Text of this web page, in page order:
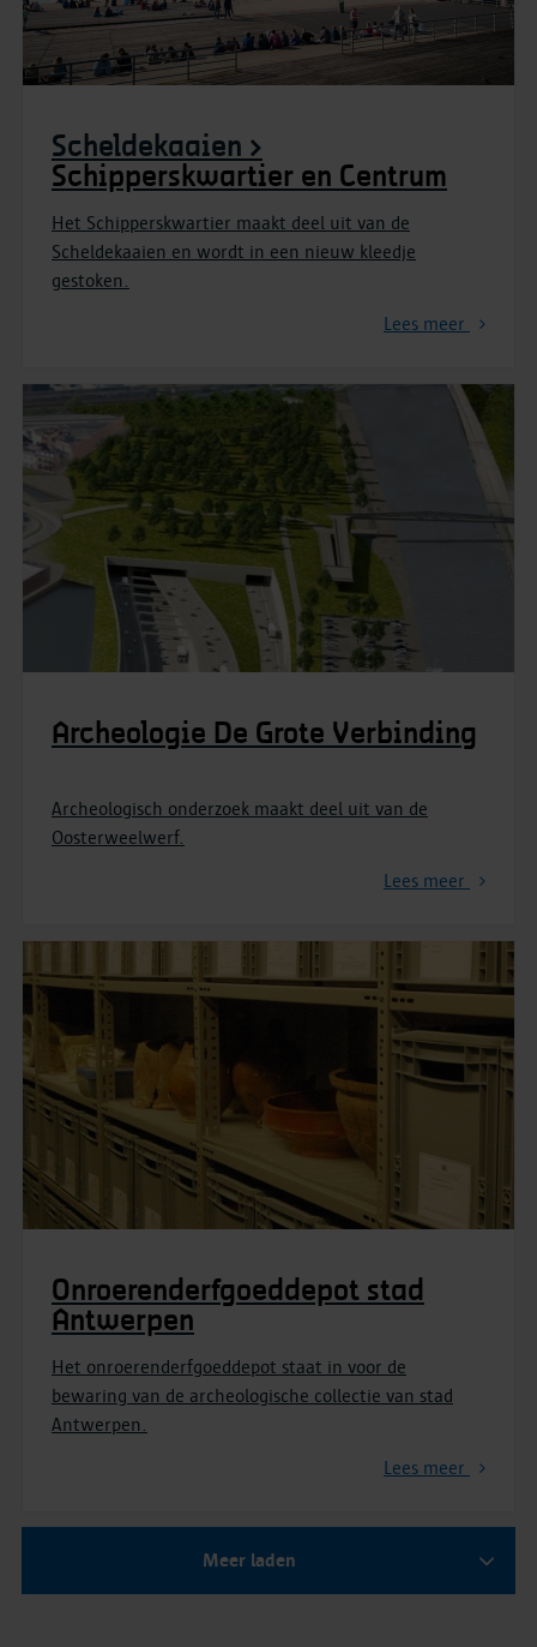
Scheldekaaien >
Schipperskwartier en Centrum
Het Schipperskwartier maakt deel uit van de
Scheldekaaien en wordt in een nieuw kleedje
gestoken.
Lees meer
Archeologie De Grote Verbinding
Archeologisch onderzoek maakt deel uit van de
Oosterweelwerf.
Lees meer
Onroerenderfgoeddepot stad
Antwerpen
Het onroerenderfgoeddepot staat in voor de
bewaring van de archeologische collectie van stad
Antwerpen.
Lees meer
Meer laden